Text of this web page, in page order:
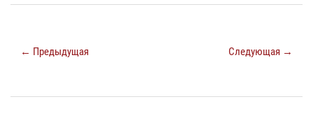
← Предыдущая Следующая →